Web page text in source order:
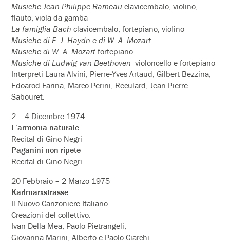
Musiche Jean Philippe Rameau clavicembalo, violino,
flauto, viola da gamba
La famiglia Bach clavicembalo, fortepiano, violino
Musiche di F. J. Haydn e di W. A. Mozart
Musiche di W. A. Mozart fortepiano
Musiche di Ludwig van Beethoven violoncello e fortepiano
Interpreti Laura Alvini, Pierre-Yves Artaud, Gilbert Bezzina,
Edoarod Farina, Marco Perini, Reculard, Jean-Pierre
Sabouret.
2 – 4 Dicembre 1974
L’armonia naturale
Recital di Gino Negri
Paganini non ripete
Recital di Gino Negri
20 Febbraio – 2 Marzo 1975
Karlmarxstrasse
Il Nuovo Canzoniere Italiano
Creazioni del collettivo:
Ivan Della Mea, Paolo Pietrangeli,
Giovanna Marini, Alberto e Paolo Ciarchi